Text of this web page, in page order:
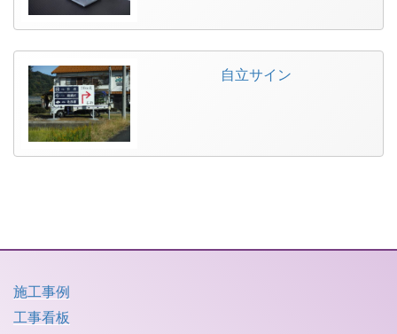
自立サイン
施工事例
工事看板